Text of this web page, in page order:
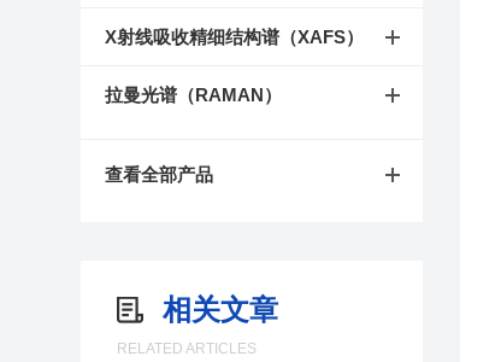
X射线吸收精细结构谱（XAFS）
拉曼光谱（RAMAN）
查看全部产品
相关文章
RELATED ARTICLES